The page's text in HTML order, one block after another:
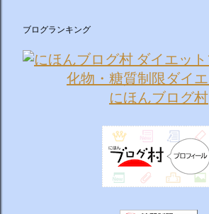
ブログランキング
にほんブログ村